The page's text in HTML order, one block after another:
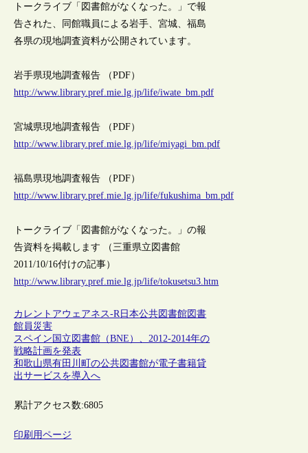
トークライブ「図書館がなくなった。」で報
告された、同館職員による岩手、宮城、福島
各県の現地調査資料が公開されています。
岩手県現地調査報告 （PDF）
http://www.library.pref.mie.lg.jp/life/iwate_bm.pdf
宮城県現地調査報告 （PDF）
http://www.library.pref.mie.lg.jp/life/miyagi_bm.pdf
福島県現地調査報告 （PDF）
http://www.library.pref.mie.lg.jp/life/fukushima_bm.pdf
トークライブ「図書館がなくなった。」の報
告資料を掲載します （三重県立図書館
2011/10/16付けの記事）
http://www.library.pref.mie.lg.jp/life/tokusetsu3.htm
カレントアウェアネス-R 日本公共図書館図書
館員 災害
スペイン国立図書館（BNE）、2012-2014年の
戦略計画を発表
和歌山県有田川町の公共図書館が電子書籍貸
出サービスを導入へ
累計アクセス数:6805
印刷用ページ